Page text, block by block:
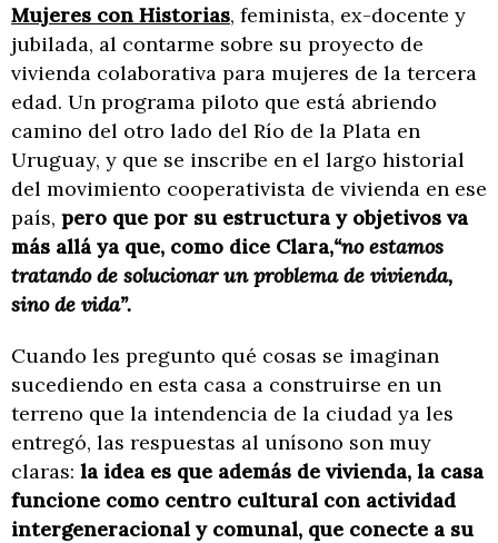
Mujeres con Historias, feminista, ex-docente y
jubilada, al contarme sobre su proyecto de
vivienda colaborativa para mujeres de la tercera
edad. Un programa piloto que está abriendo
camino del otro lado del Río de la Plata en
Uruguay, y que se inscribe en el largo historial
del movimiento cooperativista de vivienda en ese
país, pero que por su estructura y objetivos va
más allá ya que, como dice Clara,“no estamos
tratando de solucionar un problema de vivienda,
sino de vida”.
Cuando les pregunto qué cosas se imaginan
sucediendo en esta casa a construirse en un
terreno que la intendencia de la ciudad ya les
entregó, las respuestas al unísono son muy
claras: la idea es que además de vivienda, la casa
funcione como centro cultural con actividad
intergeneracional y comunal, que conecte a su